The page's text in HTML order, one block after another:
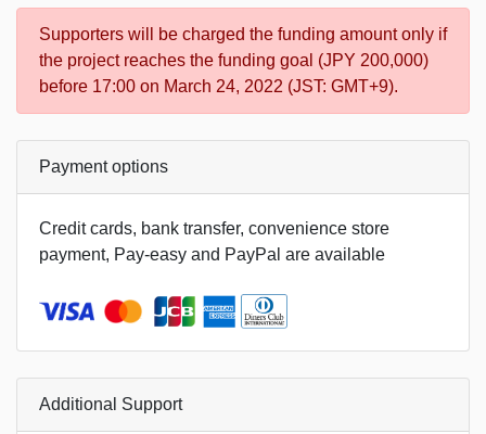
Supporters will be charged the funding amount only if
the project reaches the funding goal (JPY 200,000)
before 17:00 on March 24, 2022 (JST: GMT+9).
Payment options
Credit cards, bank transfer, convenience store
payment, Pay-easy and PayPal are available
Additional Support